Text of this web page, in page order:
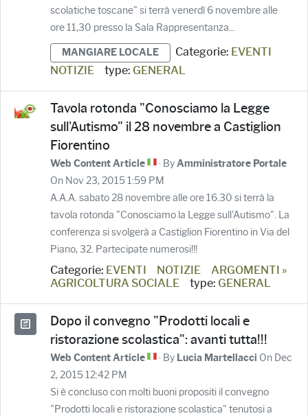
scolatiche toscane" si terrà venerdì 6 novembre alle
ore 11,30 presso la Sala Rappresentanza...
MANGIARE LOCALE Categorie: EVENTI
NOTIZIE
type: GENERAL
Tavola rotonda "Conosciamo la Legge
sull'Autismo" il 28 novembre a Castiglion
Fiorentino
Web Content Article · ByAmministratore Portale
On Nov 23, 2015 1:59 PM
A.A.A. sabato 28 novembre alle ore 16.30 si terrà la
tavola rotonda "Conosciamo la Legge sull'Autismo". La
conferenza si svolgerà a Castiglion Fiorentino in Via del
Piano, 32. Partecipate numerosi!!!
Categorie: EVENTI NOTIZIE
ARGOMENTI »
AGRICOLTURA SOCIALE
type: GENERAL
Dopo il convegno "Prodotti locali e
ristorazione scolastica": avanti tutta!!!
Web Content Article · By Lucia Martellacci On Dec
2, 2015 12:42 PM
Si è concluso con molti buoni propositi il convegno
"Prodotti locali e ristorazione scolastica" tenutosi a